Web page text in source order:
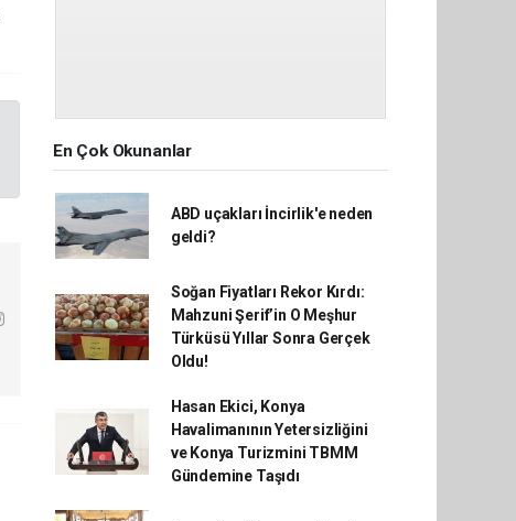
En Çok Okunanlar
ABD uçakları İncirlik'e neden
geldi?
Soğan Fiyatları Rekor Kırdı:
Mahzuni Şerif’in O Meşhur
Türküsü Yıllar Sonra Gerçek
Oldu!
Hasan Ekici, Konya
Havalimanının Yetersizliğini
ve Konya Turizmini TBMM
Gündemine Taşıdı